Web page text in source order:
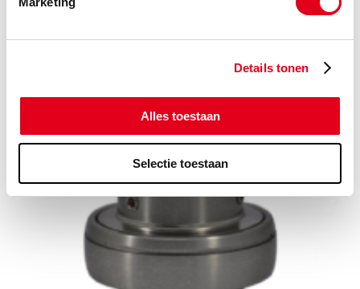
Details tonen
Alles toestaan
Selectie toestaan
Smeersystemen